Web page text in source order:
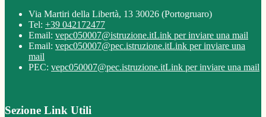
Via Martiri della Libertà, 13 30026 (Portogruaro)
Tel: +39 042172477
Email: vepc050007@istruzione.itLink per inviare una mail
Email: vepc050007@pec.istruzione.itLink per inviare una
mail
PEC: vepc050007@pec.istruzione.itLink per inviare una mail
Sezione Link Utili